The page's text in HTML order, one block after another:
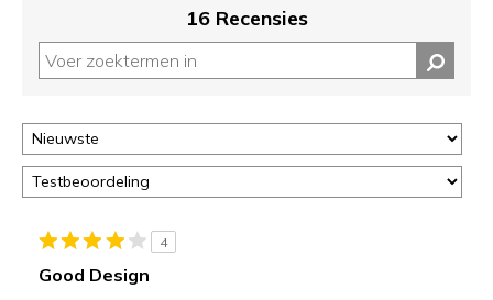
deze
of
door
<a
href="javascript:location.href=location.pathname;">hier</a>
page
met
16 Recensies
4
Good Design